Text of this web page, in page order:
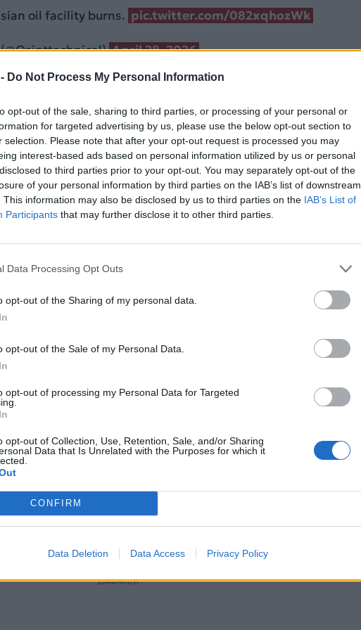
Do Not Process My Personal Information
opt-out of the sale, sharing to third parties, or processing of your personal or
for targeted advertising by us, please use the below opt-out section to
selection. Please note that after your opt-out request is processed you may
interest-based ads based on personal information utilized by us or personal
to third parties prior to your opt-out. You may separately opt-out of the
of your personal information by third parties on the IAB’s list of downstream
This information may also be disclosed by us to third parties on the IAB’s List of
Participants that may further disclose it to other third parties.
Data Processing Opt Outs
opt-out of the Sharing of my personal data.
opt-out of the Sale of my Personal Data.
opt-out of processing my Personal Data for Targeted
opt-out of Collection, Use, Retention, Sale, and/or Sharing
Data that Is Unrelated with the Purposes for which it
CONFIRM
Data Deletion Data Access Privacy Policy
oil facility burns. pic.twitter.com/082xqhozWk
April 28, 2026
ΔΙΑΦΗΜΙΣΗ
Terminal and Oil Refinery are again under attack by UAVs!
April 27, 2026
🇬🇪🇺🇦🇺🇲🇬🇷 (@TheDeadDistrict)
οποίο παράγει πετρελαϊκά προϊόντα κυρίως για εξαγωγές,
λειτουργεί από τις 16 Απριλίου έπειτα από επίθεση μη
έχουν κάνει γνωστό πηγές στη ρωσική
τόνων ή 240.000 βαρελιών την ημέρα.
ΔΙΑΦΗΜΙΣΗ